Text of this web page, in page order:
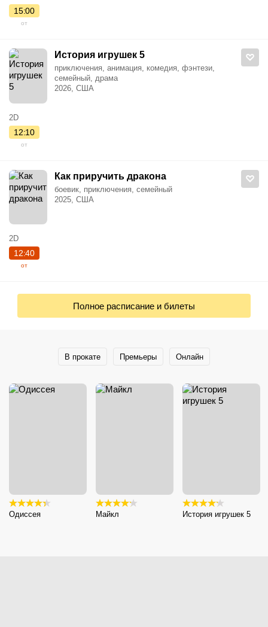
15:00
от
История игрушек 5
приключения, анимация, комедия, фэнтези,
семейный, драма
2026, США
2D
12:10
от
Как приручить дракона
боевик, приключения, семейный
2025, США
2D
12:40
от
Полное расписание и билеты
В прокате Премьеры Онлайн
Одиссея Майкл История игрушек 5